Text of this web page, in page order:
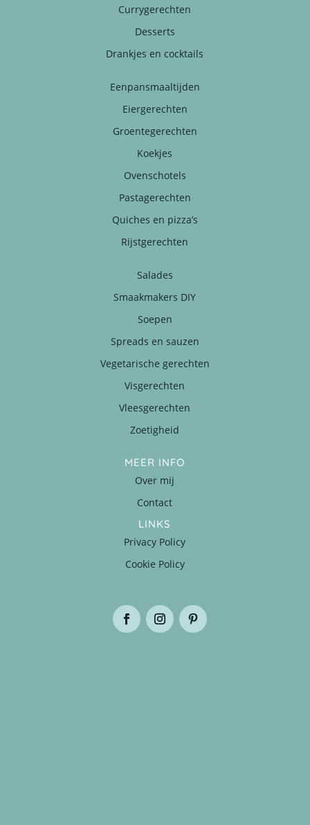
Currygerechten
Desserts
Drankjes en cocktails
Eenpansmaaltijden
Eiergerechten
Groentegerechten
Koekjes
Ovenschotels
Pastagerechten
Quiches en pizza’s
Rijstgerechten
Salades
Smaakmakers DIY
Soepen
Spreads en sauzen
Vegetarische gerechten
Visgerechten
Vleesgerechten
Zoetigheid
MEER INFO
Over mij
Contact
LINKS
Privacy Policy
Cookie Policy